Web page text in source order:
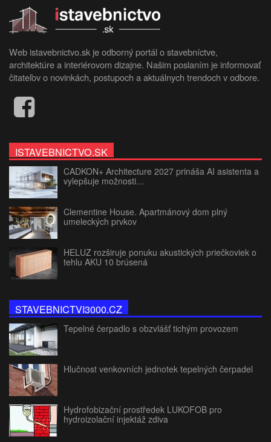
Web istavebnictvo.sk je odborný portál o stavebníctve,
architektúre a interiérovom dizajne. Našim poslaním je informovať
čitateľov o novinkách, postupoch a aktuálnych trendoch v odbore.
ISTAVEBNICTVO.SK
CADKON+ Architecture 2027 prináša AI asistenta a
vylepšuje možnosti…
Clementine House. Apartmánový dom plný
umeleckých prvkov
HELUZ rozširuje ponuku akustických priečkoviek o
tehlu AKU 10 brúsená
STAVEBNICTVI3000.CZ
Tepelné čerpadlo s obzvlášť tichým provozem
Hlučnost venkovních jednotek tepelných čerpadel
Hydrofobizační prostředek LUKOFOB pro
hydroizolační injektáž zdiva